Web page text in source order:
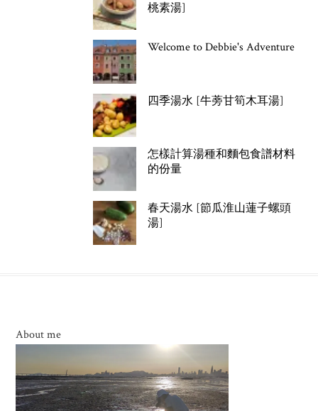
桃素湯]
Welcome to Debbie's Adventure
四季湯水 [牛蒡甘筍木耳湯]
怎樣計算湯種和麵包食譜材料
的份量
春天湯水 [節瓜淮山蓮子螺頭
湯]
About me